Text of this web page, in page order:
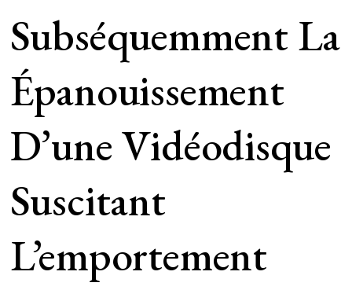
Subséquemment La
Épanouissement
D’une Vidéodisque
Suscitant
L’emportement